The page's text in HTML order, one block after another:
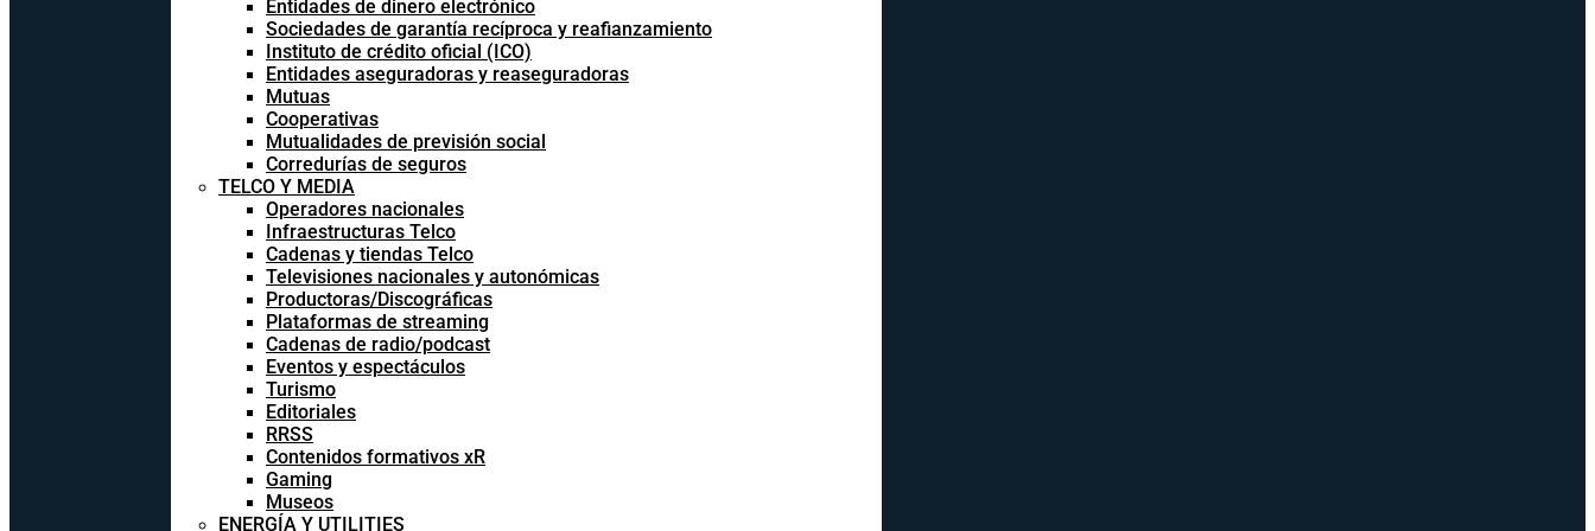
Entidades de dinero electrónico
Sociedades de garantía recíproca y reafianzamiento
Instituto de crédito oficial (ICO)
Entidades aseguradoras y reaseguradoras
Mutuas
Cooperativas
Mutualidades de previsión social
Corredurías de seguros
TELCO Y MEDIA
Operadores nacionales
Infraestructuras Telco
Cadenas y tiendas Telco
Televisiones nacionales y autonómicas
Productoras/Discográficas
Plataformas de streaming
Cadenas de radio/podcast
Eventos y espectáculos
Turismo
Editoriales
RRSS
Contenidos formativos xR
Gaming
Museos
ENERGÍA Y UTILITIES